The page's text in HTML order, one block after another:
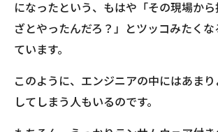
になったという、もはや「その現場か
ざとやったんだろ？」とツッコみたく
ています。
このように、エンジニアの中にはあま
してしまう人もいるのです。